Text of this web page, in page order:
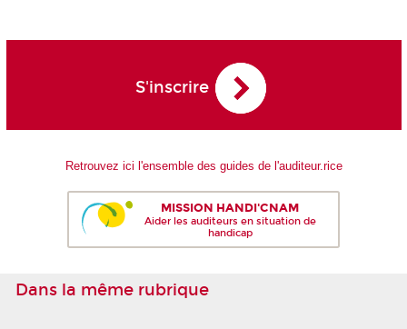
S'inscrire
Retrouvez ici l'ensemble des guides de l'auditeur.rice
MISSION HANDI'CNAM
Aider les auditeurs en situation de
handicap
Dans la même rubrique